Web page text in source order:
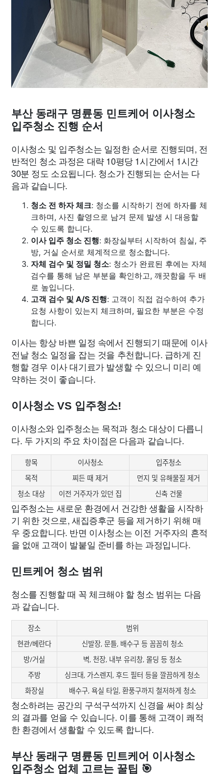
부산 동래구 명륜동 민트케어 이사청소
입주청소 진행 순서
이사청소 및 입주청소는 일정한 순서로 진행되며, 전
반적인 청소 과정은 대략 10평당 1시간에서 1시간
30분 정도 소요됩니다. 청소가 진행되는 순서는 다
음과 같습니다.
청소 전 하자 체크: 청소를 시작하기 전에 하자를 체
크하며, 사진 촬영으로 남겨 문제 발생 시 대응할
수 있도록 합니다.
이사 입주 청소 진행: 화장실부터 시작하여 침실, 주
방, 거실 순서로 체계적으로 청소합니다.
자체 검수 및 정밀 청소: 청소가 완료된 후에는 자체
검수를 통해 남은 부분을 확인하고, 깨끗함을 두 배
로 높입니다.
고객 검수 및 A/S 진행: 고객이 직접 검수하여 추가
요청 사항이 있는지 체크하며, 필요한 부분은 수정
합니다.
이사는 항상 바쁜 일정 속에서 진행되기 때문에 이사
전날 청소 일정을 잡는 것을 추천합니다. 급하게 진
행할 경우 이사 대기료가 발생할 수 있으니 미리 예
약하는 것이 좋습니다.
이사청소 VS 입주청소!
이사청소와 입주청소는 목적과 청소 대상이 다릅니
다. 두 가지의 주요 차이점은 다음과 같습니다.
항목 이사청소
입주청소
목적
찌든 때 제거
먼지 및 유해물질 제거
청소 대상
이전 거주자가 있던 집 신축 건물
입주청소는 새로운 환경에서 건강한 생활을 시작하
기 위한 것으로, 새집증후군 등을 제거하기 위해 매
우 중요합니다. 반면 이사청소는 이전 거주자의 흔적
을 없애 고객이 발붙일 준비를 하는 과정입니다.
민트케어 청소 범위
청소를 진행할 때 꼭 체크해야 할 청소 범위는 다음
과 같습니다.
장소
범위
현관/베란다
신발장, 문틀, 배수구 등 꼼꼼히 청소
방/거실
벽, 천장, 내부 유리창, 몰딩 등 청소
주방
싱크대, 가스렌지, 후드 필터 등을 깔끔하게 청소
화장실
배수구, 욕실 타일, 환풍구까지 철저하게 청소
청소하려는 공간의 구석구석까지 신경을 써야 최상
의 결과를 얻을 수 있습니다. 이를 통해 고객이 쾌적
한 환경에서 생활할 수 있도록 합니다.
부산 동래구 명륜동 민트케어 이사청소
입주청소 업체 고르는 꿀팁 🎯